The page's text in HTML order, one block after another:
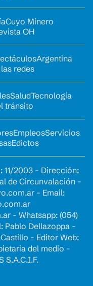
Cuyo Minero
OH
Argentina
redes
SaludTecnología
tránsito
EmpleosServicios
Edictos
11/2003 - Dirección:
de Circunvalación -
- Email:
- Whatsapp: (054)
Pablo Dellazoppa -
- Editor Web:
del medio -
S.A.C.I.F.